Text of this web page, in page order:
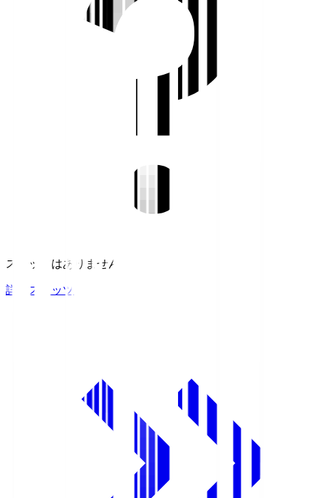
スタッツはありません。
詳細スタッツ